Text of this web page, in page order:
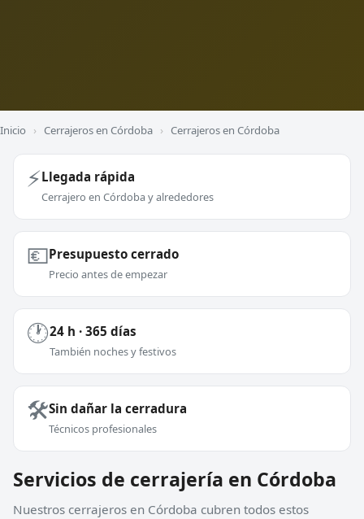
Inicio › Cerrajeros en Córdoba › Cerrajeros en Córdoba
⚡Llegada rápida
Cerrajero en Córdoba y alrededores
💶Presupuesto cerrado
Precio antes de empezar
🕐24 h · 365 días
También noches y festivos
🛠️Sin dañar la cerradura
Técnicos profesionales
Servicios de cerrajería en Córdoba
Nuestros cerrajeros en Córdoba cubren todos estos